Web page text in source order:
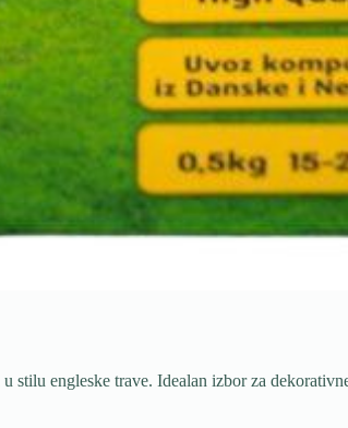
u stilu engleske trave. Idealan izbor za